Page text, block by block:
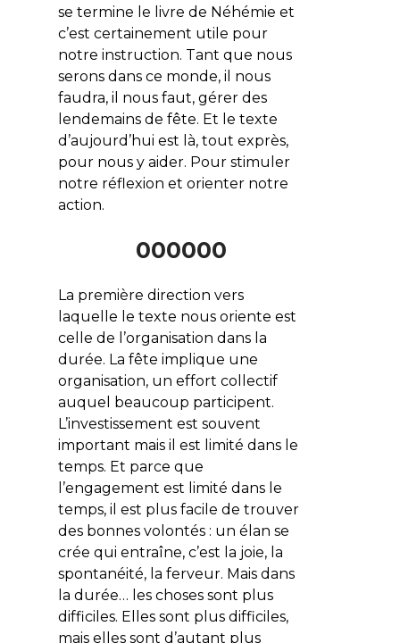
se termine le livre de Néhémie et
c’est certainement utile pour
notre instruction. Tant que nous
serons dans ce monde, il nous
faudra, il nous faut, gérer des
lendemains de fête. Et le texte
d’aujourd’hui est là, tout exprès,
pour nous y aider. Pour stimuler
notre réflexion et orienter notre
action.
000000
La première direction vers
laquelle le texte nous oriente est
celle de l’organisation dans la
durée. La fête implique une
organisation, un effort collectif
auquel beaucoup participent.
L’investissement est souvent
important mais il est limité dans le
temps. Et parce que
l’engagement est limité dans le
temps, il est plus facile de trouver
des bonnes volontés : un élan se
crée qui entraîne, c’est la joie, la
spontanéité, la ferveur. Mais dans
la durée… les choses sont plus
difficiles. Elles sont plus difficiles,
mais elles sont d’autant plus